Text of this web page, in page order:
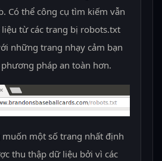
Có thể công cụ tìm kiếm vẫn
từ các trang bị robots.txt
những trang nhạy cảm bạn
pháp an toàn hơn.
muốn một số trang nhất định
thu thập dữ liệu bởi vì các